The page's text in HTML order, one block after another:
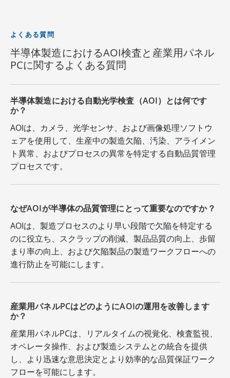
よくある質問
半導体製造におけるAOI検査と産業用パネル
PCに関するよくある質問
半導体製造における自動光学検査（AOI）とは何です
か？
AOIは、カメラ、光学センサ、および画像処理ソフトウ
ェアを使用して、生産中の製造欠陥、汚染、アライメン
ト異常、およびプロセスの異常を特定する自動品質管理
プロセスです。
なぜAOIが半導体の品質管理にとって重要なのですか？
AOIは、製造プロセスのより早い段階で欠陥を特定する
のに役立ち、スクラップの削減、製品品質の向上、歩留
まり率の向上、および欠陥製品の製造ワークフローへの
進行防止を可能にします。
産業用パネルPCはどのようにAOIの運用を改善します
か？
産業用パネルPCは、リアルタイムの視覚化、検査監視、
オペレータ操作、および製造システムとの統合を提供
し、より迅速な意思決定とより効率的な品質保証ワーク
フローを可能にします。